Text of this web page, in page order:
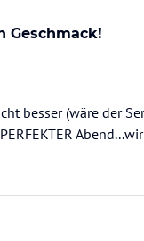
Geschmack!
besser (wäre der